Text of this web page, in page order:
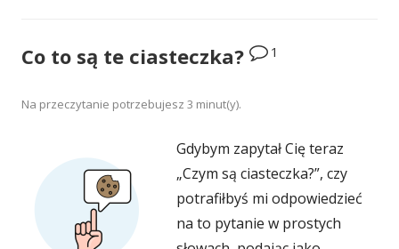
Co to są te ciasteczka? 1
Na przeczytanie potrzebujesz 3 minut(y).
Gdybym zapytał Cię teraz
„Czym są ciasteczka?”, czy
potrafiłbyś mi odpowiedzieć
na to pytanie w prostych